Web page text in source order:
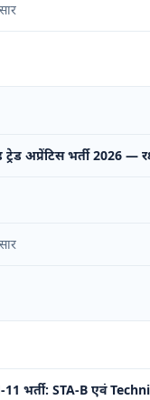
ट्रेड अप्रेंटिस भर्ती 2026 —
11 भर्ती: STA-B एवं